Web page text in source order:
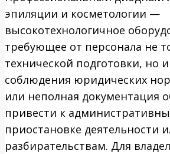
эпиляции и косметологии —
высокотехнологичное
требующее от персонала не
технической подготовки, но и
соблюдения юридических
или неполная документация
привести к
приостановке деятельности
разбирательствам. Для